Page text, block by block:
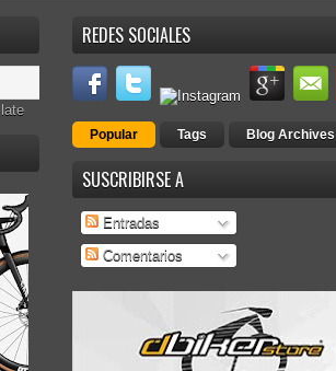
REDES SOCIALES
Popular Tags Blog Archives
SUSCRIBIRSE A
Entradas
Comentarios